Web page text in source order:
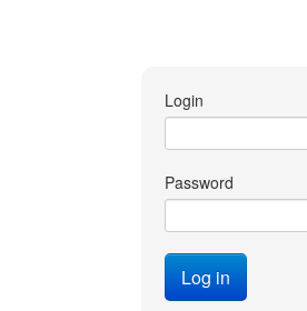
Login
Password